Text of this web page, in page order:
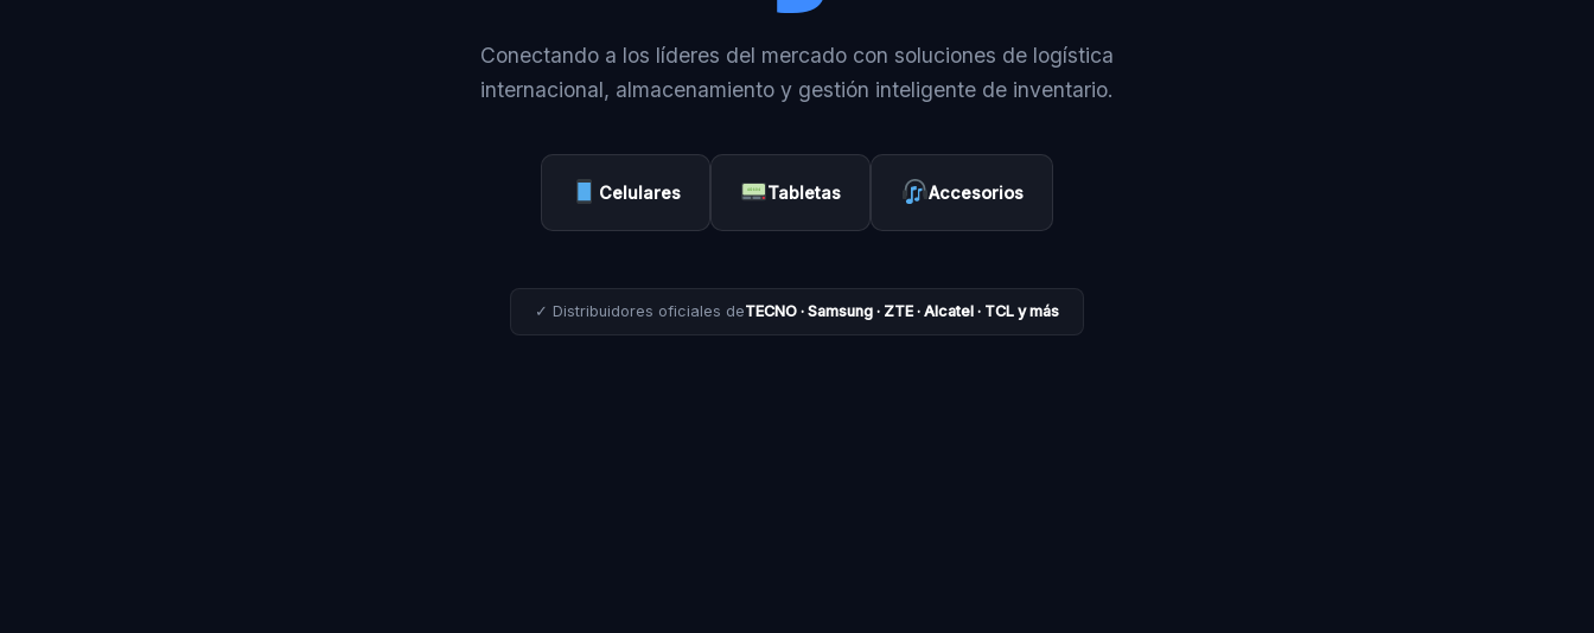
Conectando a los líderes del mercado con soluciones de logística
internacional, almacenamiento y gestión inteligente de inventario.
Celulares Tabletas Accesorios
✓ Distribuidores oficiales deTECNO · Samsung · ZTE · Alcatel · TCL y más